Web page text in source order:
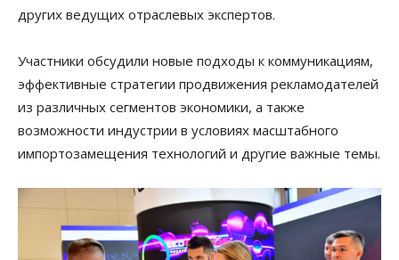
других ведущих отраслевых экспертов.
Участники обсудили новые подходы к коммуникациям,
эффективные стратегии продвижения рекламодателей
из различных сегментов экономики, а также
возможности индустрии в условиях масштабного
импортозамещения технологий и другие важные темы.